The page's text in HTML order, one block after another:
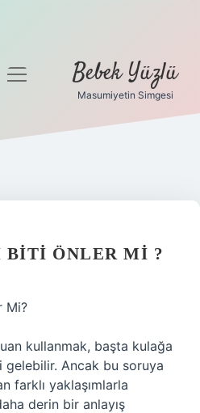
menüyü
Bebek Yüzlü
Masumiyetin Simgesi
BITI ÖNLER MI ?
Mi?
kullanmak, başta kulağa
gelebilir. Ancak bu soruya
farklı yaklaşımlarla
derin bir anlayış